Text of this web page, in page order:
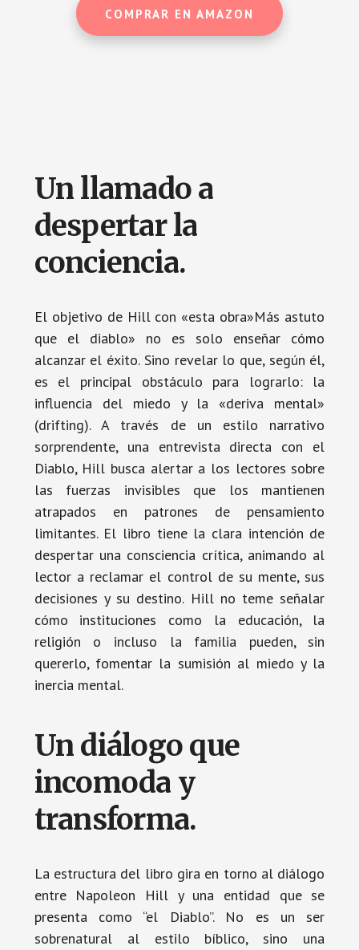
COMPRAR EN AMAZON
Un llamado a
despertar la
conciencia.
El objetivo de Hill con «esta obra»Más astuto
que el diablo» no es solo enseñar cómo
alcanzar el éxito. Sino revelar lo que, según él,
es el principal obstáculo para lograrlo: la
influencia del miedo y la «deriva mental»
(drifting). A través de un estilo narrativo
sorprendente, una entrevista directa con el
Diablo, Hill busca alertar a los lectores sobre
las fuerzas invisibles que los mantienen
atrapados en patrones de pensamiento
limitantes. El libro tiene la clara intención de
despertar una consciencia crítica, animando al
lector a reclamar el control de su mente, sus
decisiones y su destino. Hill no teme señalar
cómo instituciones como la educación, la
religión o incluso la familia pueden, sin
quererlo, fomentar la sumisión al miedo y la
inercia mental.
Un diálogo que
incomoda y
transforma.
La estructura del libro gira en torno al diálogo
entre Napoleon Hill y una entidad que se
presenta como “el Diablo”. No es un ser
sobrenatural al estilo bíblico, sino una